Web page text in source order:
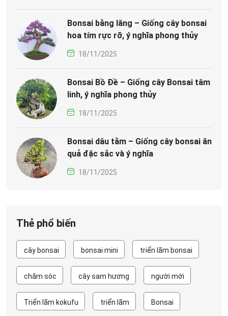
Bonsai bằng lăng – Giống cây bonsai
hoa tím rực rỡ, ý nghĩa phong thủy
18/11/2025
Bonsai Bồ Đề – Giống cây Bonsai tâm
linh, ý nghĩa phong thủy
18/11/2025
Bonsai dâu tằm – Giống cây bonsai ăn
quả đặc sắc và ý nghĩa
18/11/2025
Thẻ phổ biến
cây bonsai bonsai mini triển lãm bonsai
chăm sóc cây sam hương người mới
Triển lãm kokufu triển lãm Bonsai